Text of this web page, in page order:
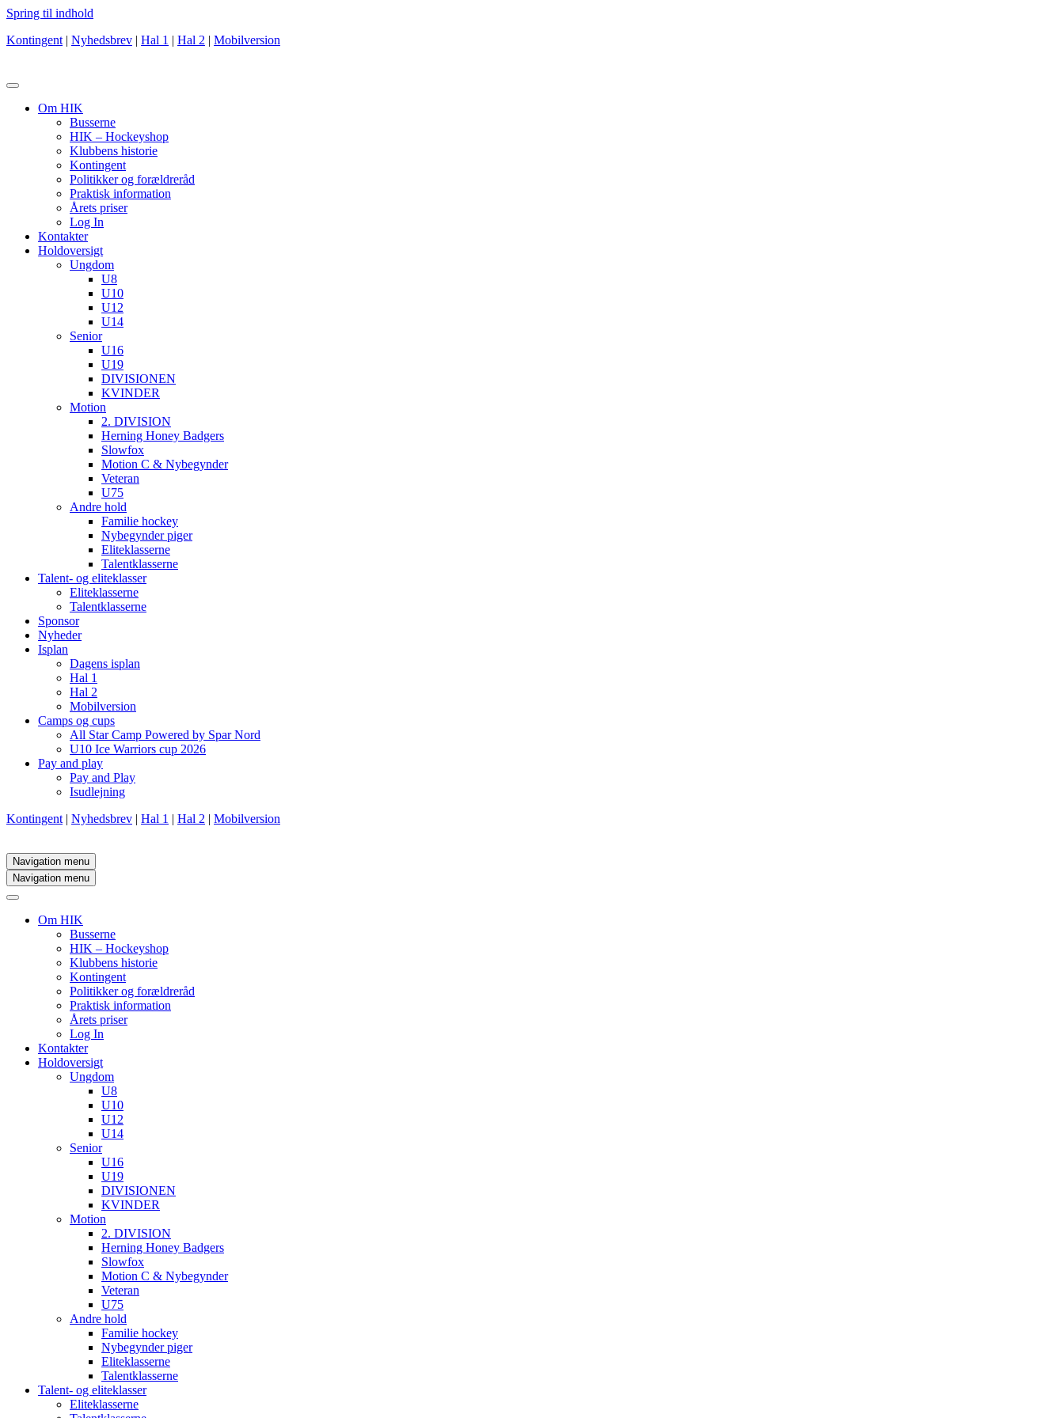
Spring til indhold
Kontingent | Nyhedsbrev | Hal 1 | Hal 2 | Mobilversion
Om HIK
Busserne
HIK – Hockeyshop
Klubbens historie
Kontingent
Politikker og forældreråd
Praktisk information
Årets priser
Log In
Kontakter
Holdoversigt
Ungdom
U8
U10
U12
U14
Senior
U16
U19
DIVISIONEN
KVINDER
Motion
2. DIVISION
Herning Honey Badgers
Slowfox
Motion C & Nybegynder
Veteran
U75
Andre hold
Familie hockey
Nybegynder piger
Eliteklasserne
Talentklasserne
Talent- og eliteklasser
Eliteklasserne
Talentklasserne
Sponsor
Nyheder
Isplan
Dagens isplan
Hal 1
Hal 2
Mobilversion
Camps og cups
All Star Camp Powered by Spar Nord
U10 Ice Warriors cup 2026
Pay and play
Pay and Play
Isudlejning
Kontingent | Nyhedsbrev | Hal 1 | Hal 2 | Mobilversion
Navigation menu
Navigation menu
Om HIK
Busserne
HIK – Hockeyshop
Klubbens historie
Kontingent
Politikker og forældreråd
Praktisk information
Årets priser
Log In
Kontakter
Holdoversigt
Ungdom
U8
U10
U12
U14
Senior
U16
U19
DIVISIONEN
KVINDER
Motion
2. DIVISION
Herning Honey Badgers
Slowfox
Motion C & Nybegynder
Veteran
U75
Andre hold
Familie hockey
Nybegynder piger
Eliteklasserne
Talentklasserne
Talent- og eliteklasser
Eliteklasserne